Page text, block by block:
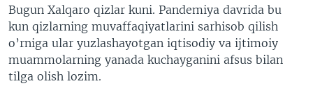
Bugun Xalqaro qizlar kuni. Pandemiya davrida bu
kun qizlarning muvaffaqiyatlarini sarhisob qilish
o’rniga ular yuzlashayotgan iqtisodiy va ijtimoiy
muammolarning yanada kuchayganini afsus bilan
tilga olish lozim.